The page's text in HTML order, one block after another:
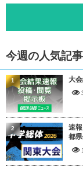
今週の人気記
大
1
速
都
2